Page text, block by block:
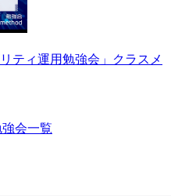
ティ運用勉強会」クラスメ
会一覧